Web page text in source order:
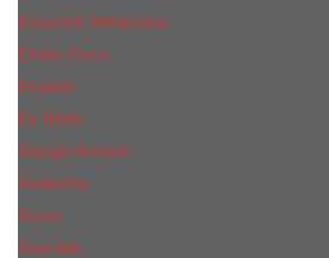
Escentric Molecules
Emilio Pucci
Escada
Ex Nihilo
Giorgio Armani
Givenchy
Gucci
Guerlain